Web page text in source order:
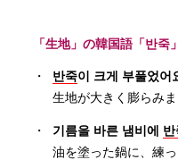
「生地」の韓国語「반죽
・ 반죽이 크게 부풀었어
生地が大きく膨らみま
・ 기름을 바른 냄비에 반
油を塗った鍋に、練